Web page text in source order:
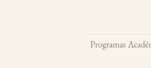
Programas
Buscar